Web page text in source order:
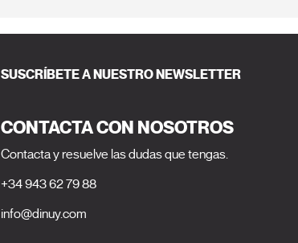
SUSCRÍBETE A NUESTRO NEWSLETTER
CONTACTA CON NOSOTROS
Contacta y resuelve las dudas que tengas.
+34 943 62 79 88
info@dinuy.com